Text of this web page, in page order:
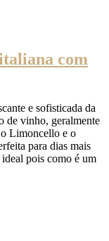
com
e sofisticada da
de vinho, geralmente
Limoncello e o
para dias mais
pois como é um